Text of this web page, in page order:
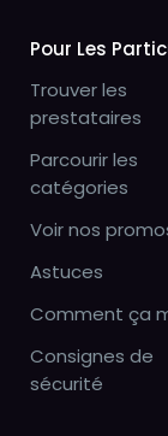
Pour Les
Trouver les
prestataires
Parcourir les
catégories
Voir nos
Astuces
Comment ça
Consignes de
sécurité